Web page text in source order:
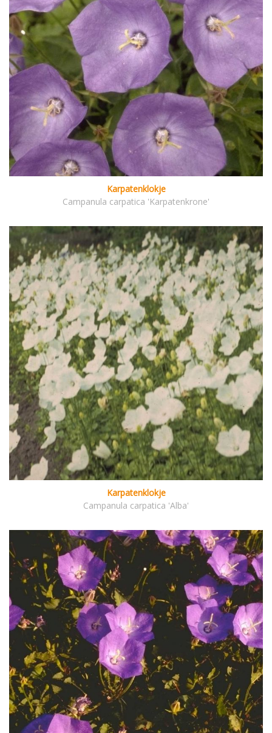
Karpatenklokje
Campanula carpatica 'Karpatenkrone'
Karpatenklokje
Campanula carpatica 'Alba'